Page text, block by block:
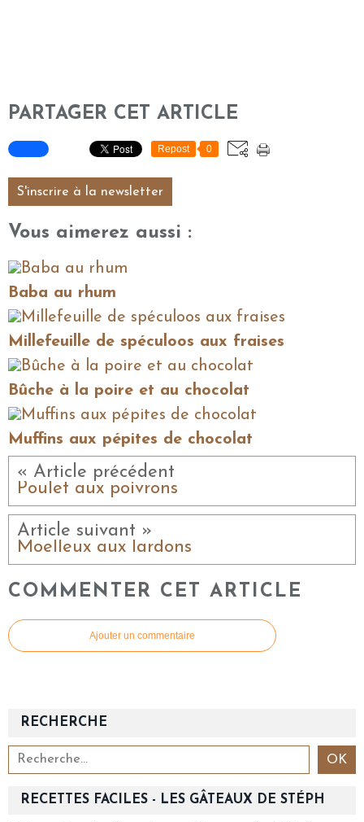
PARTAGER CET ARTICLE
Repost 0
S'inscrire à la newsletter
Vous aimerez aussi :
Baba au rhum
Millefeuille de spéculoos aux fraises
Bûche à la poire et au chocolat
Muffins aux pépites de chocolat
« Article précédent
Poulet aux poivrons
Article suivant »
Moelleux aux lardons
COMMENTER CET ARTICLE
Ajouter un commentaire
RECHERCHE
RECETTES FACILES - LES GÂTEAUX DE STÉPH